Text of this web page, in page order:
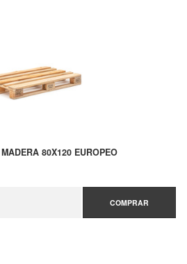
80X120 EUROPEO
COMPRAR